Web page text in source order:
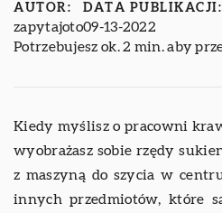
AUTOR:
zapytajoto
DATA PUBLIKACJI:
09-13-2022
Potrzebujesz ok. 2 min. aby
Kiedy myślisz o pracowni
wyobrażasz sobie rzędy
z maszyną do szycia w
innych przedmiotów, które